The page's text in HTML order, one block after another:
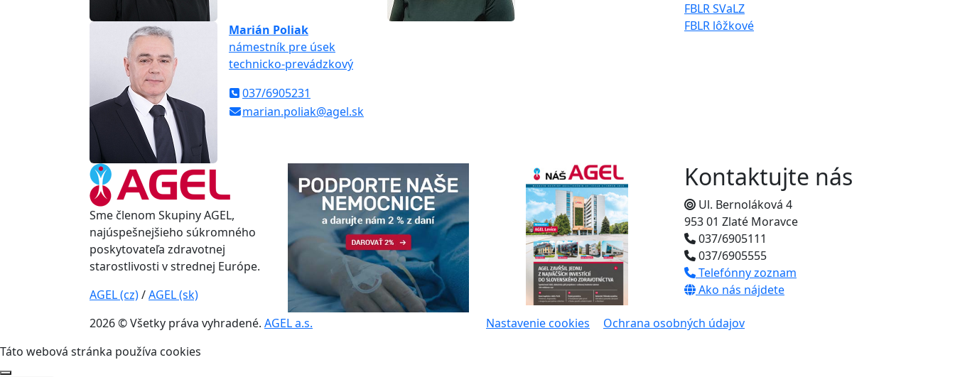
Marián Poliak
námestník pre úsek
technicko-prevádzkový
037/6905231
marian.poliak@agel.sk
FBLR SVaLZ
FBLR lôžkové
Sme členom Skupiny AGEL,
najúspešnejšieho súkromného
poskytovateľa zdravotnej
starostlivosti v strednej Európe.
AGEL (cz)/AGEL (sk)
Kontaktujte nás
Ul. Bernoláková 4
953 01 Zlaté Moravce
037/6905111
037/6905555
Telefónny zoznam
Ako nás nájdete
2026 © Všetky práva vyhradené. AGEL a.s. Nastavenie cookies
Ochrana osobných údajov
Táto webová stránka používa cookies